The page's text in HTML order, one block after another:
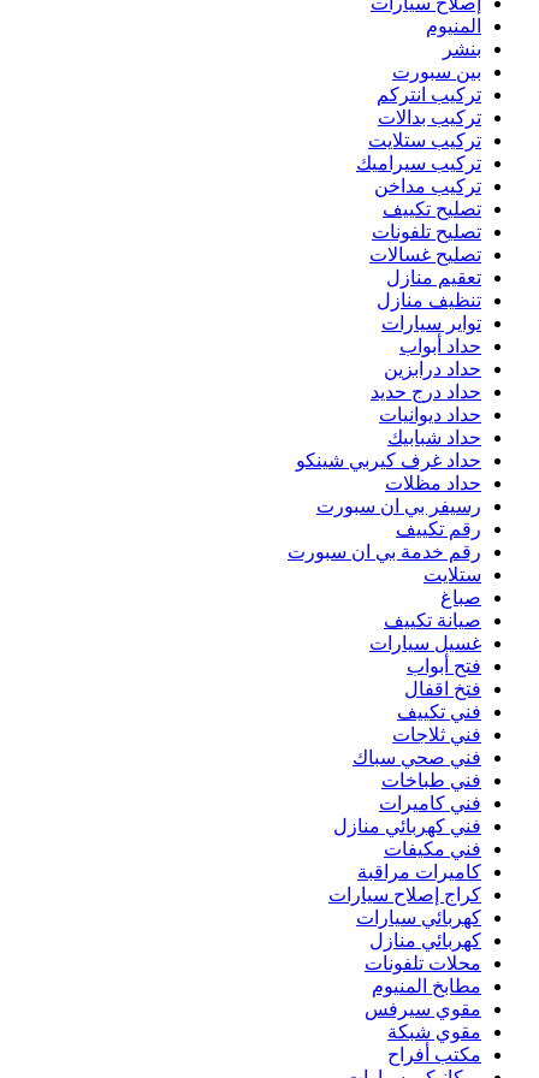
المنيوم
بنشر
بين سبورت
تركيب انتركم
تركيب بدالات
تركيب ستلايت
تركيب سيراميك
تركيب مداخن
تصليح تكييف
تصليح تلفونات
تصليح غسالات
تعقيم منازل
تنظيف منازل
تواير سيارات
حداد أبواب
حداد درابزين
حداد درج حديد
حداد ديوانيات
حداد شبابيك
حداد غرف كيربي شينكو
حداد مظلات
رسيفر بي ان سبورت
رقم تكييف
رقم خدمة بي ان سبورت
ستلايت
صباغ
صيانة تكييف
غسيل سيارات
فتح أبواب
فتخ اقفال
فني تكييف
فني ثلاجات
فني صحي سباك
فني طباخات
فني كاميرات
فني كهربائي منازل
فني مكيفات
كاميرات مراقبة
كراج إصلاح سيارات
كهربائي سيارات
كهربائي منازل
محلات تلفونات
مطابخ المنيوم
مقوي سيرفس
مقوي شبكة
مكتب أفراح